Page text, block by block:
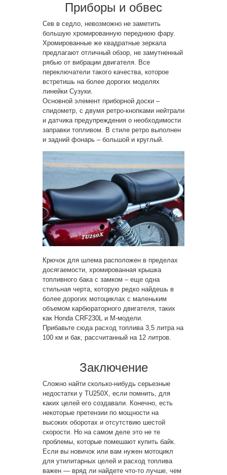
Приборы и обвес
Сев в седло, невозможно не заметить
большую хромированную переднюю фару.
Хромированные же квадратные зеркала
предлагают отличный обзор, не замутненный
рябью от вибрации двигателя. Все
переключатели такого качества, которое
встретишь на более дорогих моделях
линейки Сузуки.
Основной элемент приборной доски –
спидометр, с двумя ретро-кнопками нейтрали
и датчика предупреждения о необходимости
заправки топливом. В стиле ретро выполнен
и задний фонарь – большой и круглый.
Крючок для шлема расположен в пределах
досягаемости, хромированная крышка
топливного бака с замком – еще одна
стильная черта, которую редко найдешь в
более дорогих мотоциклах с маленьким
объемом карбюраторного двигателя, таких
как Honda CRF230L и M-модели.
Прибавьте сюда расход топлива 3,5 литра на
100 км и бак, рассчитанный на 12 литров.
Заключение
Сложно найти сколько-нибудь серьезные
недостатки у TU250X, если помнить, для
каких целей его создавали. Конечно, есть
некоторые претензии по мощности на
высоких оборотах и отсутствию шестой
скорости. Но на самом деле это не те
проблемы, которые помешают купить байк.
Если вы новичок или вам нужен мотоцикл
для утилитарных целей и расход топлива
важен — вряд ли найдете что-то лучше, чем